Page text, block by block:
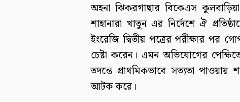
অহনা ঝিকরগাছার বিকেএস কুলবাড়িয়া
শাহানারা খাতুন এর নির্দেশে ঐ
ইংরেজি দ্বিতীয় পত্রের পরীক্ষার পর
চেষ্টা করেন। এমন অভিযোগের
তদন্তে প্রাথমিকভাবে সত্যতা
আটক করে।